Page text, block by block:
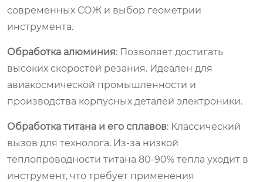
современных СОЖ и выбор геометрии
инструмента.
Обработка алюминия: Позволяет достигать
высоких скоростей резания. Идеален для
авиакосмической промышленности и
производства корпусных деталей электроники.
Обработка титана и его сплавов: Классический
вызов для технолога. Из-за низкой
теплопроводности титана 80-90% тепла уходит в
инструмент, что требует применения